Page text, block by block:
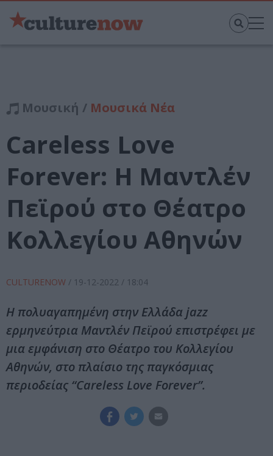
Μουσική / Μουσικά Νέα
Careless Love
Forever: Η Μαντλέν
Πεϊρού στο Θέατρο
Κολλεγίου Αθηνών
CULTURENOW / 19-12-2022 / 18:04
Η πολυαγαπημένη στην Ελλάδα jazz
ερμηνεύτρια Μαντλέν Πεϊρού επιστρέφει με
μια εμφάνιση στο Θέατρο του Κολλεγίου
Αθηνών, στο πλαίσιο της παγκόσμιας
περιοδείας “Careless Love Forever”.